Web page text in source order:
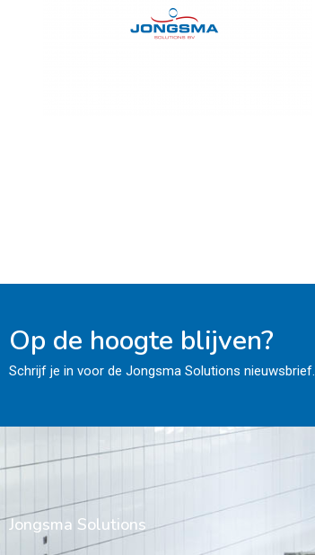
Op de hoogte blijven?
Schrijf je in voor de Jongsma Solutions nieuwsbrief.
Jongsma Solutions